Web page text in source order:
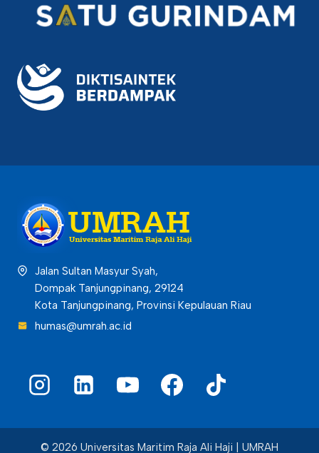
Jalan Sultan Masyur Syah,
Dompak Tanjungpinang, 29124
Kota Tanjungpinang, Provinsi Kepulauan Riau
humas@umrah.ac.id
© 2026 Universitas Maritim Raja Ali Haji | UMRAH